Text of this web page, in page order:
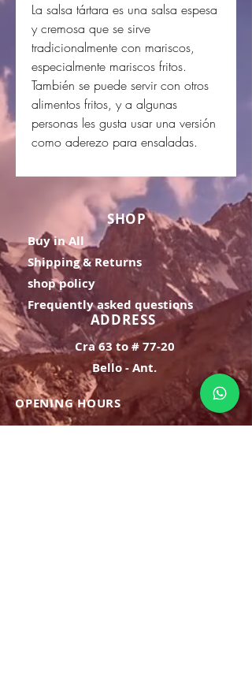
La salsa tártara es una salsa espesa
y cremosa que se sirve
tradicionalmente con mariscos,
especialmente mariscos fritos.
También se puede servir con otros
alimentos fritos, y a algunas
personas les gusta usar una versión
como aderezo para ensaladas.
SHOP
Buy in All
Shipping & Returns
shop policy
Frequently asked questions
ADDRESS
Cra 63 to # 77-20
Bello - Ant.
OPENING HOURS